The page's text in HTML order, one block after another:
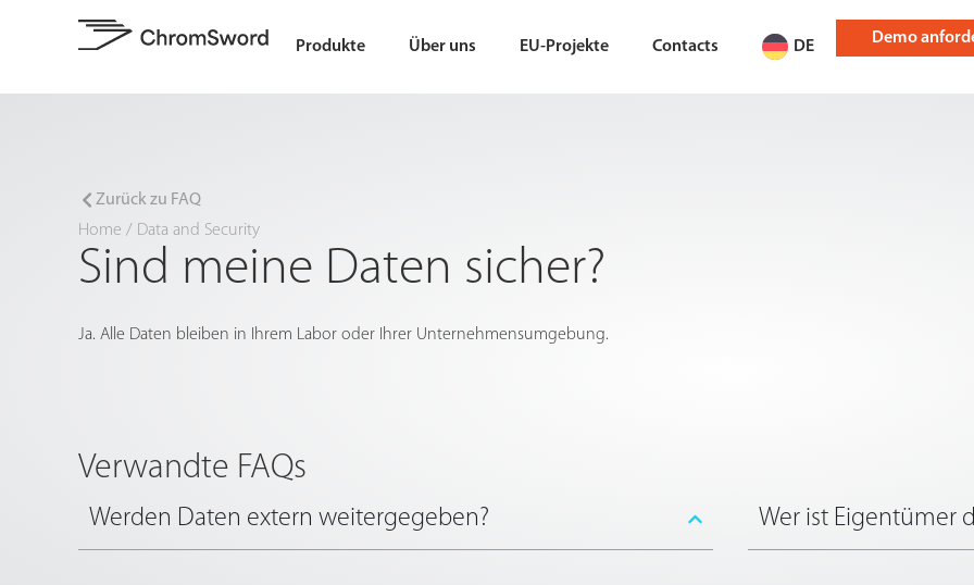
Produkte Über uns EU-Projekte Contacts DE Demo
Zurück zu FAQ
Home / Data and Security
Sind meine Daten sicher?
Ja. Alle Daten bleiben in Ihrem Labor oder Ihrer Unternehmensumgebung.
Verwandte FAQs
Werden Daten extern weitergegeben? Wer ist Eigentümer